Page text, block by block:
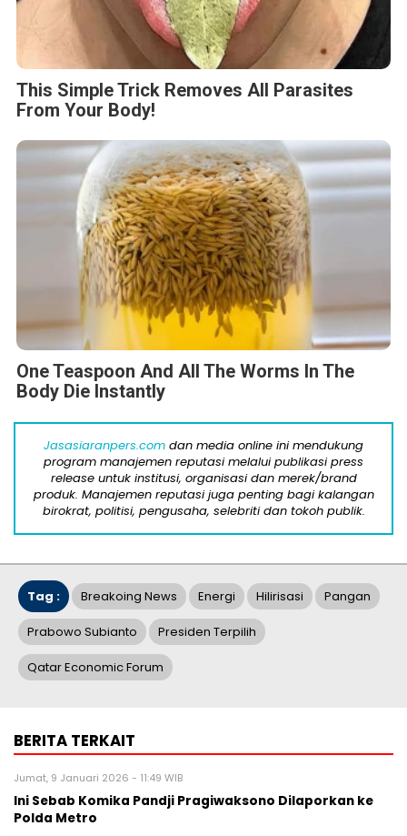
This Simple Trick Removes All Parasites
From Your Body!
One Teaspoon And All The Worms In The
Body Die Instantly
Jasasiaranpers.com dan media online ini mendukung
program manajemen reputasi melalui publikasi press
release untuk institusi, organisasi dan merek/brand
produk. Manajemen reputasi juga penting bagi kalangan
birokrat, politisi, pengusaha, selebriti dan tokoh publik.
Tag : Breakoing News Energi Hilirisasi Pangan
Prabowo Subianto Presiden Terpilih
Qatar Economic Forum
BERITA TERKAIT
Jumat, 9 Januari 2026 - 11:49 WIB
Ini Sebab Komika Pandji Pragiwaksono Dilaporkan ke
Polda Metro